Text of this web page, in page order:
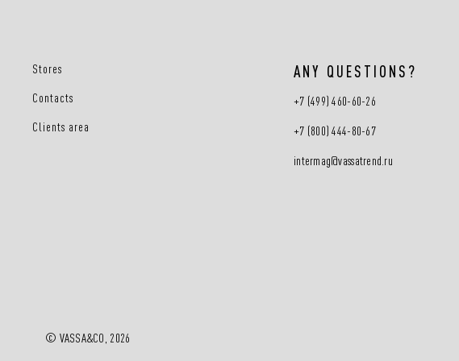
Stores
Contacts
Clients area
ANY QUESTIONS?
+7 (499) 460-60-26
+7 (800) 444-80-67
intermag@vassatrend.ru
© VASSA&CO, 2026